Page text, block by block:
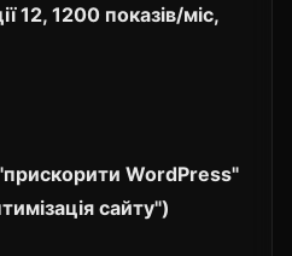
12, 1200 показів/міс,
WordPress"
сайту")